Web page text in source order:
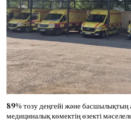
89% тозу деңгейі және
медициналық көмектің өзекті